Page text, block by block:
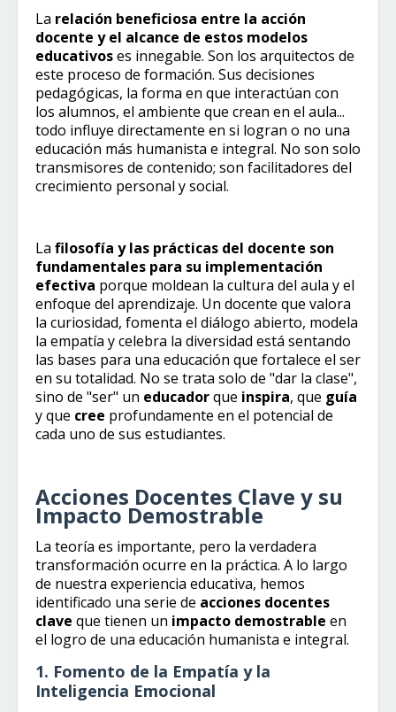
La relación beneficiosa entre la acción
docente y el alcance de estos modelos
educativoses innegable. Son los arquitectos de
este proceso de formación. Sus decisiones
pedagógicas, la forma en que interactúan con
los alumnos, el ambiente que crean en el aula...
todo influye directamente en si logran o no una
educación más humanista e integral. No son solo
transmisores de contenido; son facilitadores del
crecimiento personal y social.
La filosofía y las prácticas del docente son
fundamentales para su implementación
efectiva porque moldean la cultura del aula y el
enfoque del aprendizaje. Un docente que valora
la curiosidad, fomenta el diálogo abierto, modela
la empatía y celebra la diversidad está sentando
las bases para una educación que fortalece el ser
en su totalidad. No se trata solo de "dar la clase",
sino de "ser" un educadorque inspira, que guía
y que cree profundamente en el potencial de
cada uno de sus estudiantes.
Acciones Docentes Clave y su
Impacto Demostrable
La teoría es importante, pero la verdadera
transformación ocurre en la práctica. A lo largo
de nuestra experiencia educativa, hemos
identificado una serie de acciones docentes
clave que tienen un impacto demostrable en
el logro de una educación humanista e integral.
1. Fomento de la Empatía y la
Inteligencia Emocional